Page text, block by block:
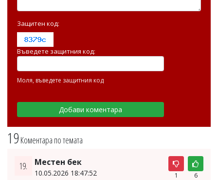
19Коментара по темата
19. Местен бек
10.05.2026 18:47:52 1 6
Защитен код:
Въведете защитния код:
Моля, въведете защитния код